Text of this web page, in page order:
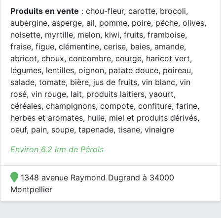
Produits en vente : chou-fleur, carotte, brocoli,
aubergine, asperge, ail, pomme, poire, pêche, olives,
noisette, myrtille, melon, kiwi, fruits, framboise,
fraise, figue, clémentine, cerise, baies, amande,
abricot, choux, concombre, courge, haricot vert,
légumes, lentilles, oignon, patate douce, poireau,
salade, tomate, bière, jus de fruits, vin blanc, vin
rosé, vin rouge, lait, produits laitiers, yaourt,
céréales, champignons, compote, confiture, farine,
herbes et aromates, huile, miel et produits dérivés,
oeuf, pain, soupe, tapenade, tisane, vinaigre
Environ 6.2 km de Pérols
1348 avenue Raymond Dugrand à 34000
Montpellier